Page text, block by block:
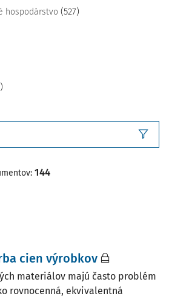
hospodárstvo (527)
144
cien výrobkov
materiálov majú často problém
rovnocenná, ekvivalentná